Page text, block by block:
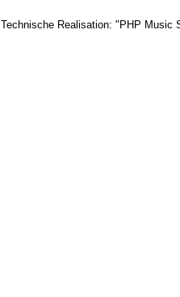
Technische Realisation: "PHP Music